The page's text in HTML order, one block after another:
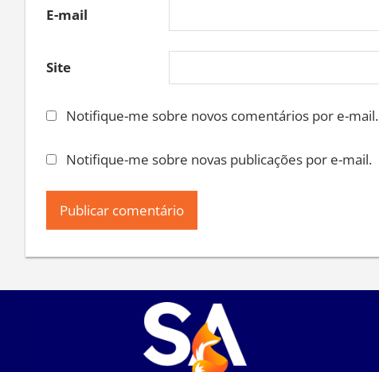
E-mail
Site
Notifique-me sobre novos comentários por e-mail.
Notifique-me sobre novas publicações por e-mail.